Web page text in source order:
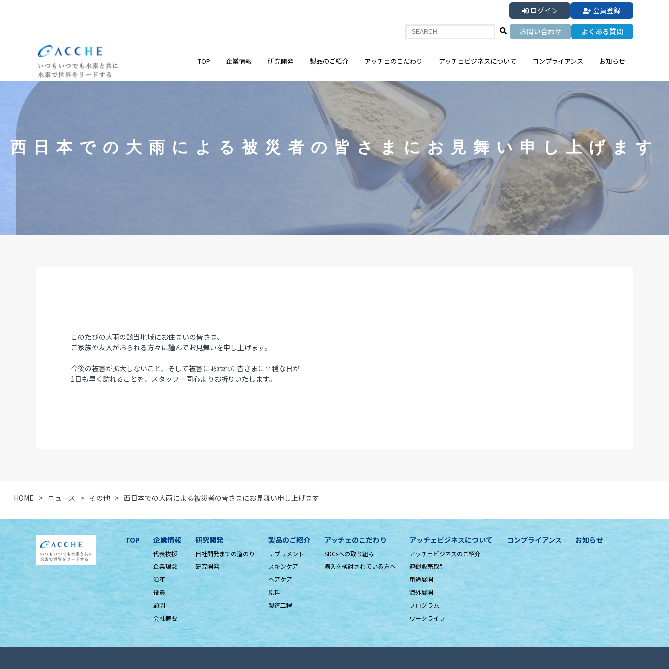
ログイン 会員登録
お問い合わせ よくある質問
TOP 企業情報 研究開発 製品のご紹介 アッチェのこだわり アッチェビジネスについて コンプライアンス お知らせ
西日本での大雨による被災者の皆さまにお見舞い申し上げます
このたびの大雨の該当地域にお住まいの皆さま、
ご家族や友人がおられる方々に謹んでお見舞いを申し上げます。
今後の被害が拡大しないこと、そして被害にあわれた皆さまに平穏な日が
1日も早く訪れることを、スタッフ一同心よりお祈りいたします。
HOME ニュース その他 西日本での大雨による被災者の皆さまにお見舞い申し上げます
TOP 企業情報
代表挨拶
企業理念
沿革
役員
顧問
会社概要
研究開発
自社開発までの道のり
研究開発
製品のご紹介
サプリメント
スキンケア
ヘアケア
原料
製造工程
アッチェのこだわり
SDGsへの取り組み
購入を検討されている方へ
アッチェビジネスについて
アッチェビジネスのご紹介
連鎖販売取引
用途展開
海外展開
プログラム
ワークライフ
コンプライアンス お知らせ